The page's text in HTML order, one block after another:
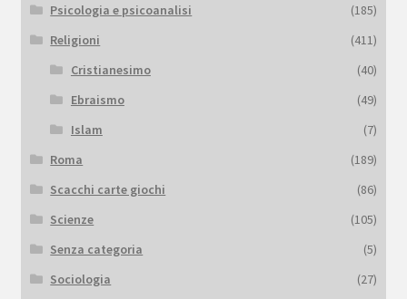
Psicologia e psicoanalisi
(185)
Religioni
(411)
Cristianesimo
(40)
Ebraismo
(49)
Islam
(7)
Roma
(189)
Scacchi carte giochi
(86)
Scienze
(105)
Senza categoria
(5)
Sociologia
(27)